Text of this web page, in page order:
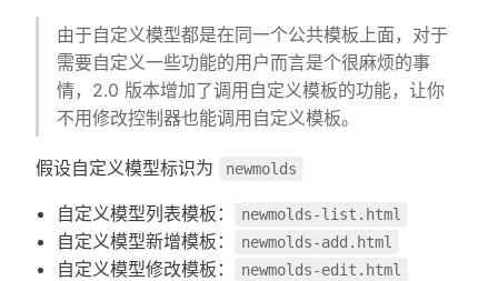
由于自定义模型都是在同一个公共模板上面，对于
需要自定义一些功能的用户而言是个很麻烦的事
情，2.0 版本增加了调用自定义模板的功能，让你
不用修改控制器也能调用自定义模板。
假设自定义模型标识为 newmolds
自定义模型列表模板： newmolds-list.html
自定义模型新增模板： newmolds-add.html
自定义模型修改模板： newmolds-edit.html